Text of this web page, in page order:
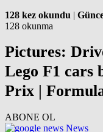
128 kez okundu |
128 okunma
Pictures:
Lego F1 cars
Prix |
ABONE OL
News